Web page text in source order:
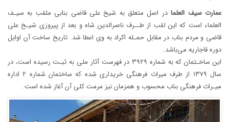
عمارت سیف العلمادر اصل متعلق به شیخ علی قاضی بنابی ملقب به سیـف
العلماء است که این لقب از طــرف ناصرالدین شاه و بعد از پیروزی شیـخ علی
قاضی و مردم بناب در مقابل حمـله اکراد به وی اعطا شد. تاریخ ساخت آن اوایل
دوره قاجاریه می‌باشد.
این ساخـتمان که به شماره ۳۹۲۹ در فهرست آثار ملی به ثبـت رسیده است، در
سال ۱۳۷۹ از طرف میراث فرهنگی خریداری شده که ساختمان شماره ۲ اداره
میـراث فرهنگی بناب محسوب و همزمان نیز مرمت کلی آن آغاز شده است.